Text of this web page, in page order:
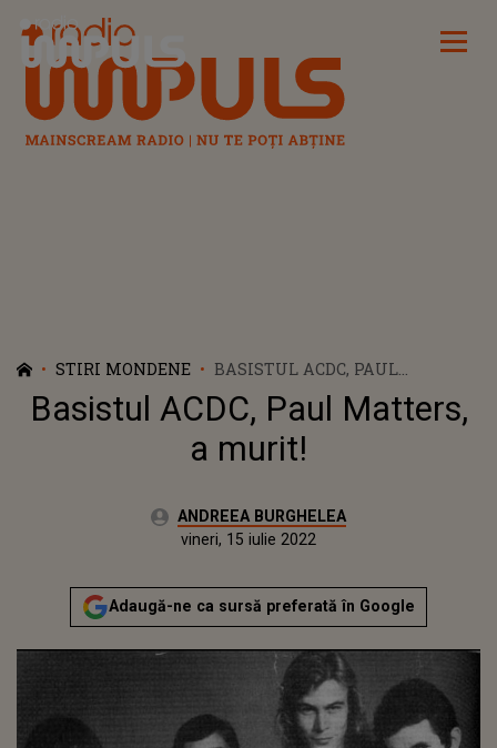
Radio Impuls
STIRI MONDENE
BASISTUL ACDC, PAUL
MATTERS, A MURIT!
Basistul ACDC, Paul Matters,
a murit!
Autor:ANDREEA BURGHELEA
vineri, 16 octombrie 2020Actualizat:
vineri, 15 iulie 2022
Adaugă-ne ca sursă preferată în Google